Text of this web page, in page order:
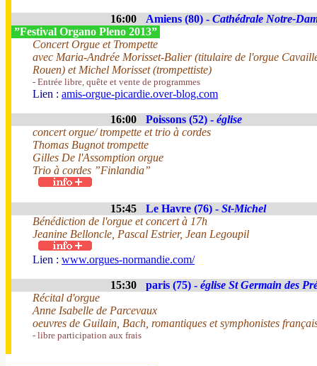
16:00 Amiens (80) - Cathédrale Notre-
”Festival Organo Pleno 2013”
Concert Orgue et Trompette
avec Maria-Andrée Morisset-Balier (titulaire de l'orgue
Rouen) et Michel Morisset (trompettiste)
- Entrée libre, quête et vente de programmes
Lien : amis-orgue-picardie.over-blog.com
16:00 Poissons (52) - église
concert orgue/ trompette et trio à cordes
Thomas Bugnot trompette
Gilles De l'Assomption orgue
Trio à cordes ”Finlandia”
15:45 Le Havre (76) - St-Michel
Bénédiction de l'orgue et concert à 17h
Jeanine Belloncle, Pascal Estrier, Jean Legoupil
Lien : www.orgues-normandie.com/
15:30 paris (75) - église St Germain des
Récital d'orgue
Anne Isabelle de Parcevaux
oeuvres de Guilain, Bach, romantiques et symphonistes
- libre participation aux frais